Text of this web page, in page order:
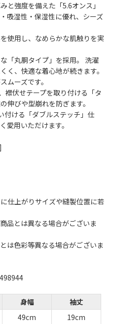
と強度を備えた「5.6オンス」
吸湿性・保湿性に優れ、シーズ
使用し、なめらかな肌触りを実
「丸胴タイプ」を採用。 洗濯
く、快適な着心地が続きます。
ムーズです。
襟伏せテープを取り付ける「タ
伸びや型崩れを防ぎます。
付ける「ダブルステッチ」仕
愛用いただけます。
仕上がりサイズや縫製位置に若
品とは異なる場合がございま
は色彩等異なる場合がございま
身幅
袖丈
49cm 19cm